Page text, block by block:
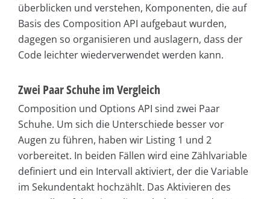
überblicken und verstehen, Komponenten, die auf
Basis des Composition API aufgebaut wurden,
dagegen so organisieren und auslagern, dass der
Code leichter wiederverwendet werden kann.
Zwei Paar Schuhe im Vergleich
Composition und Options API sind zwei Paar
Schuhe. Um sich die Unterschiede besser vor
Augen zu führen, haben wir Listing 1 und 2
vorbereitet. In beiden Fällen wird eine Zählvariable
definiert und ein Intervall aktiviert, der die Variable
im Sekundentakt hochzählt. Das Aktivieren des